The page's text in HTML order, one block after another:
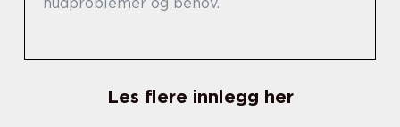
hudproblemer og behov.
Les flere innlegg her